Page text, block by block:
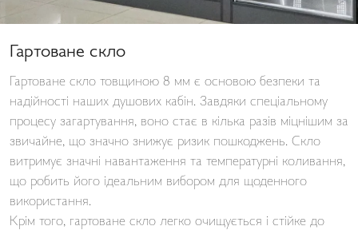
Гартоване скло
Гартоване скло товщиною 8 мм є основою безпеки та
надійності наших душових кабін. Завдяки спеціальному
процесу загартування, воно стає в кілька разів міцнішим за
звичайне, що значно знижує ризик пошкоджень. Скло
витримує значні навантаження та температурні коливання,
що робить його ідеальним вибором для щоденного
використання.
Крім того, гартоване скло легко очищується і стійке до